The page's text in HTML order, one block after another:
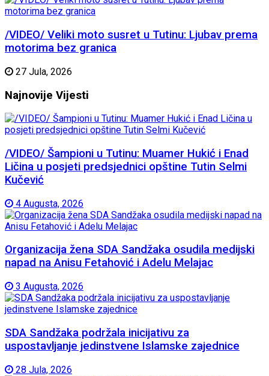
/VIDEO/ Veliki moto susret u Tutinu: Ljubav prema
motorima bez granica
27 Jula, 2026
Najnovije Vijesti
/VIDEO/ Šampioni u Tutinu: Muamer Hukić i Enad
Ličina u posjeti predsjednici opštine Tutin Selmi
Kučević
4 Augusta, 2026
Organizacija žena SDA Sandžaka osudila medijski
napad na Anisu Fetahović i Adelu Melajac
3 Augusta, 2026
SDA Sandžaka podržala inicijativu za
uspostavljanje jedinstvene Islamske zajednice
28 Jula, 2026